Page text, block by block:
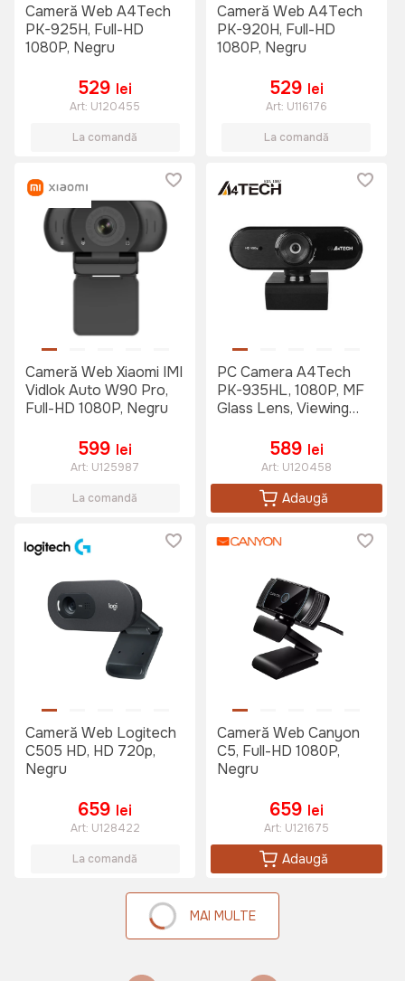
Cameră Web A4Tech
PK-925H, Full-HD
1080P, Negru
529 lei
Art: U120455
La comandă
Cameră Web A4Tech
PK-920H, Full-HD
1080P, Negru
529 lei
Art: U116176
La comandă
Cameră Web Xiaomi IMI
Vidlok Auto W90 Pro,
Full-HD 1080P, Negru
599 lei
Art: U125987
La comandă
PC Camera A4Tech
PK-935HL, 1080P, MF
Glass Lens, Viewing
Focus, Built-in
Microphone
589 lei
Art: U120458
Adaugă
Cameră Web Logitech
C505 HD, HD 720p,
Negru
659 lei
Art: U128422
La comandă
Cameră Web Canyon
C5, Full-HD 1080P,
Negru
659 lei
Art: U121675
Adaugă
MAI MULTE